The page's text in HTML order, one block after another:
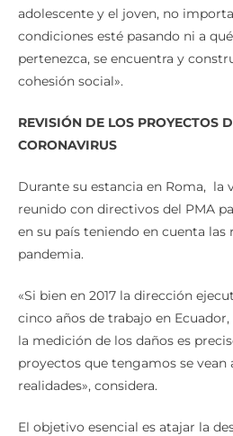
adolescente y el joven, no
condiciones esté pasando ni a
pertenezca, se encuentra y
cohesión social».
REVISIÓN DE LOS PROYECTOS
CORONAVIRUS
Durante su estancia en Roma, la
reunido con directivos del PMA
en su país teniendo en cuenta las
pandemia.
«Si bien en 2017 la dirección
cinco años de trabajo en
la medición de los daños es
proyectos que tengamos se vean
realidades», considera.
El objetivo esencial es atajar la